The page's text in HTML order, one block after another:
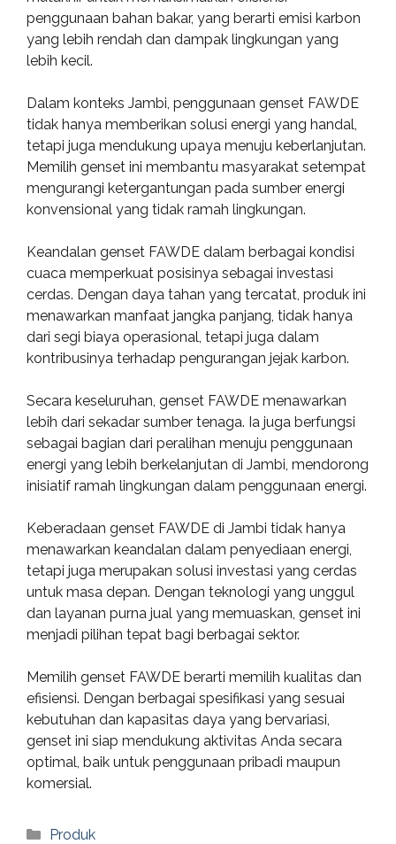
penggunaan bahan bakar, yang berarti emisi karbon
yang lebih rendah dan dampak lingkungan yang
lebih kecil.
Dalam konteks Jambi, penggunaan genset FAWDE
tidak hanya memberikan solusi energi yang handal,
tetapi juga mendukung upaya menuju keberlanjutan.
Memilih genset ini membantu masyarakat setempat
mengurangi ketergantungan pada sumber energi
konvensional yang tidak ramah lingkungan.
Keandalan genset FAWDE dalam berbagai kondisi
cuaca memperkuat posisinya sebagai investasi
cerdas. Dengan daya tahan yang tercatat, produk ini
menawarkan manfaat jangka panjang, tidak hanya
dari segi biaya operasional, tetapi juga dalam
kontribusinya terhadap pengurangan jejak karbon.
Secara keseluruhan, genset FAWDE menawarkan
lebih dari sekadar sumber tenaga. Ia juga berfungsi
sebagai bagian dari peralihan menuju penggunaan
energi yang lebih berkelanjutan di Jambi, mendorong
inisiatif ramah lingkungan dalam penggunaan energi.
Keberadaan genset FAWDE di Jambi tidak hanya
menawarkan keandalan dalam penyediaan energi,
tetapi juga merupakan solusi investasi yang cerdas
untuk masa depan. Dengan teknologi yang unggul
dan layanan purna jual yang memuaskan, genset ini
menjadi pilihan tepat bagi berbagai sektor.
Memilih genset FAWDE berarti memilih kualitas dan
efisiensi. Dengan berbagai spesifikasi yang sesuai
kebutuhan dan kapasitas daya yang bervariasi,
genset ini siap mendukung aktivitas Anda secara
optimal, baik untuk penggunaan pribadi maupun
komersial.
Categories
Produk